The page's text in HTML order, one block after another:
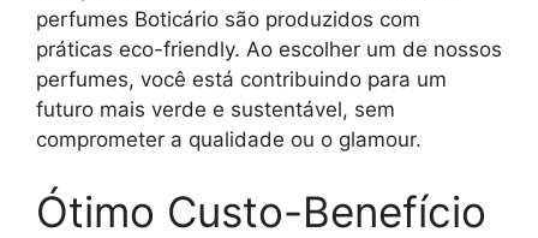
perfumes Boticário são produzidos com
práticas eco-friendly. Ao escolher um de nossos
perfumes, você está contribuindo para um
futuro mais verde e sustentável, sem
comprometer a qualidade ou o glamour.
Ótimo Custo-Benefício